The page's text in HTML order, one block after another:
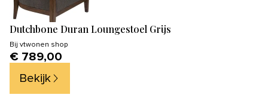
Dutchbone Duran Loungestoel Grijs
Bij vtwonen shop
€ 789,00
Bekijk